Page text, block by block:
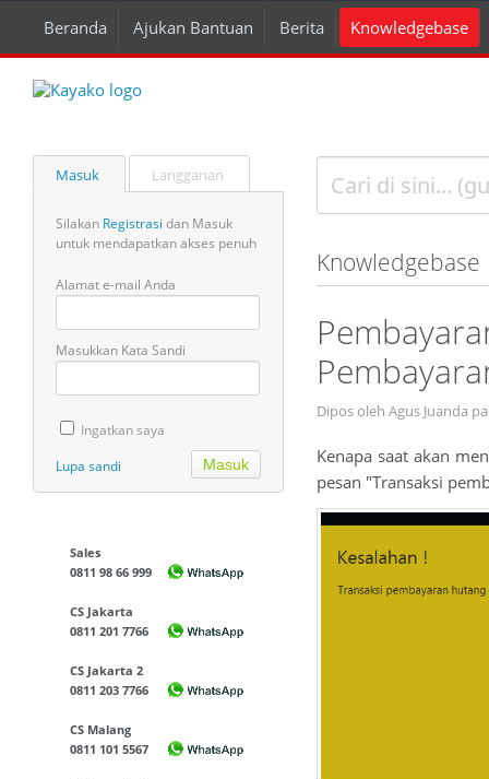
Beranda Ajukan Bantuan Berita Knowledgebase
Masuk Langganan
Silakan Registrasi dan Masuk
untuk mendapatkan akses penuh
Alamat e-mail Anda
Masukkan Kata Sandi
Ingatkan saya
Lupa sandi
Sales
0811 98 66 999
CS Jakarta
0811 201 7766
CS Jakarta 2
0811 203 7766
CS Malang
0811 101 5567
Knowledgebase
Dipos oleh Agus Juanda
Kenapa saat akan
pesan "Transaksi